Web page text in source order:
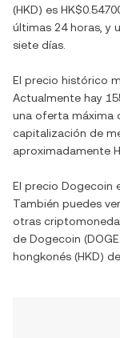
(HKD) es
últimas 24 horas, y
siete días.
El precio histórico
Actualmente hay
una oferta máxima
capitalización de
aproximadamente
El precio Dogecoin
También puedes
otras
de Dogecoin (DOGE
hongkonés (HKD)